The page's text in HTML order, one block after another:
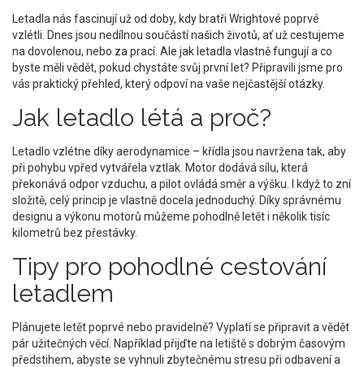
Letadla nás fascinují už od doby, kdy bratři Wrightové poprvé
vzlétli. Dnes jsou nedílnou součástí našich životů, ať už cestujeme
na dovolenou, nebo za prací. Ale jak letadla vlastně fungují a co
byste měli vědět, pokud chystáte svůj první let? Připravili jsme pro
vás praktický přehled, který odpoví na vaše nejčastější otázky.
Jak letadlo létá a proč?
Letadlo vzlétne díky aerodynamice – křídla jsou navržena tak, aby
při pohybu vpřed vytvářela vztlak. Motor dodává sílu, která
překonává odpor vzduchu, a pilot ovládá směr a výšku. I když to zní
složitě, celý princip je vlastně docela jednoduchý. Díky správnému
designu a výkonu motorů můžeme pohodlně letět i několik tisíc
kilometrů bez přestávky.
Tipy pro pohodlné cestování
letadlem
Plánujete letět poprvé nebo pravidelně? Vyplatí se připravit a vědět
pár užitečných věcí. Například přijďte na letiště s dobrým časovým
předstihem, abyste se vyhnuli zbytečnému stresu při odbavení a